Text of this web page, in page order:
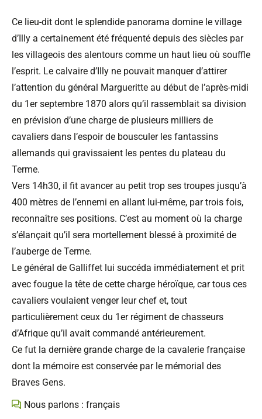
Ce lieu-dit dont le splendide panorama domine le village
d’Illy a certainement été fréquenté depuis des siècles par
les villageois des alentours comme un haut lieu où souffle
l’esprit. Le calvaire d’Illy ne pouvait manquer d’attirer
l’attention du général Margueritte au début de l’après-midi
du 1er septembre 1870 alors qu’il rassemblait sa division
en prévision d’une charge de plusieurs milliers de
cavaliers dans l’espoir de bousculer les fantassins
allemands qui gravissaient les pentes du plateau du
Terme.
Vers 14h30, il fit avancer au petit trop ses troupes jusqu’à
400 mètres de l’ennemi en allant lui-même, par trois fois,
reconnaître ses positions. C’est au moment où la charge
s’élançait qu’il sera mortellement blessé à proximité de
l’auberge de Terme.
Le général de Galliffet lui succéda immédiatement et prit
avec fougue la tête de cette charge héroïque, car tous ces
cavaliers voulaient venger leur chef et, tout
particulièrement ceux du 1er régiment de chasseurs
d’Afrique qu’il avait commandé antérieurement.
Ce fut la dernière grande charge de la cavalerie française
dont la mémoire est conservée par le mémorial des
Braves Gens.
Nous parlons : français